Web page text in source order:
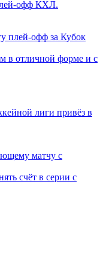
офф КХЛ.
плей-офф за Кубок
в отличной форме и с
лиги привёз в
матчу с
счёт в серии с